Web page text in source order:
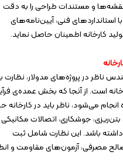
و مستندات طراحی را به دقت
استانداردهای فنی، آیین‌نامه‌های
کارخانه اطمینان حاصل نماید.
ناظر در پروژه‌های مدولار، نظارت
است. از آنجا که بخش عمده‌ی
می‌شود، ناظر باید در کارخانه
بتن‌ریزی، جوشکاری، اتصالات
باشد. این نظارت شامل ثبت
مصرفی، آزمون‌های مقاومت و